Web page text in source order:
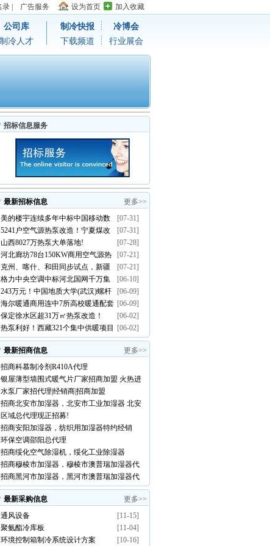
录| 广告服务 设为首页 加入收藏
公司库
制冷人才
制冷快报
冷博会
下载频道
行业展会
招标信息服务
最新招标信息
更多>>
美的楼宇连续多年中标中国移动数
中心温控集采订单
[07-31]
5241户空气源热泵改造！宁夏煤改
清洁取暖示范项目招标启动
[07-31]
山西8027万热泵大单落地!
[07-28]
河北廊坊78台150KW商用空气源热
招标
[07-21]
克州、喀什、和田同步试点，新疆
改电工程采购意向空气源热泵设
需求
[07-21]
格力中央空调中标河北国网千万集
大单
[06-10]
243万元！中国地质大学(武汉)螺杆
风冷热泵机组公开招标
[06-09]
海尔暖通商用连中7所高校暖通配套
目
[06-09]
保定徐水区超31万㎡热泵改造！
[06-02]
热泵利好！西藏321个集中供暖项目
发
[06-02]
最新招商信息
更多>>
招商科慕制冷剂R410A代理
银屋薄型墙围式暖气片厂家招商加盟 火热进
中
水泵厂家招代理|经销商|招商加盟
招商北安市加湿器，北安市工业加湿器 北安
澳普瑞加湿器代理
区域总代理现正招募!
招商安阳加湿器，纺织用加湿器特约经销
！
环保空调邵阳总代理
招商绥化空气除湿机，绥化工业除湿器
招商穆棱市加湿器，穆棱市澳普瑞加湿器代
！
招商黑河市加湿器，黑河市澳普瑞加湿器代
最新采购信息
更多>>
通风设备
[11-15]
聚氨酯冷库板
[11-04]
环境控制箱制冷系统设计方案 [10-16]